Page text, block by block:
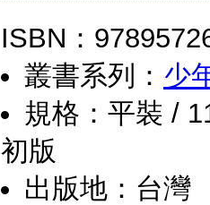
ISBN：
叢書系列： 少
規格：平裝 /
初版
出版地：台灣